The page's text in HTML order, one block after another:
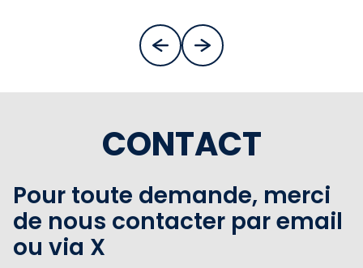
CONTACT
Pour toute demande, merci
de nous contacter par email
ou via X